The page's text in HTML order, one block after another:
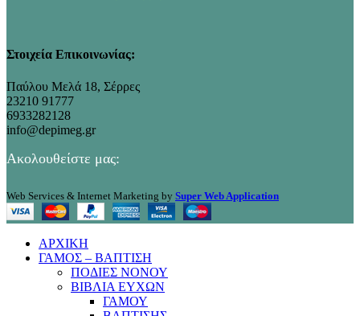
Στοιχεία Επικοινωνίας:
Παύλου Μελά 18, Σέρρες
23210 91777
6933282128
info@depimeg.gr
Ακολουθείστε μας:
Web Services & Internet Marketing by Super Web Application
ΑΡΧΙΚΗ
ΓΑΜΟΣ – ΒΑΠΤΙΣΗ
ΠΟΔΙΕΣ ΝΟΝΟΥ
ΒΙΒΛΙΑ ΕΥΧΩΝ
ΓΑΜΟΥ